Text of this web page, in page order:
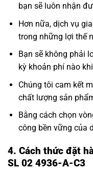
bạn sẽ luôn nhận
Hơn nữa, dịch vụ
trong những lợi thế
Bạn sẽ không phải
kỳ khoản phí nào
Chúng tôi cam kết
chất lượng sản
Bằng cách chọn
công bền vững của
4. Cách thức đặt
SL 02 4936-A-C3